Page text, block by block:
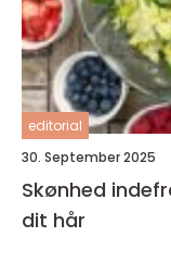
editorial
30. September 2025
Skønhed
dit hår